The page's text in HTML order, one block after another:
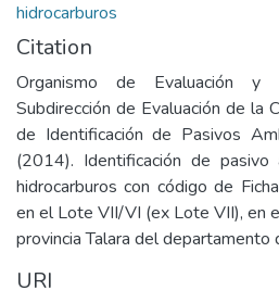
hidrocarburos
Citation
Organismo de Evaluación y
Subdirección de Evaluación de la
de Identificación de Pasivos
(2014). Identificación de
hidrocarburos con código de
en el Lote VII/VI (ex Lote VII), en
provincia Talara del departamento
URI